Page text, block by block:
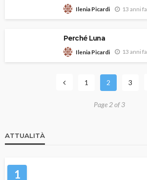
Ilenia Picardi 13 anni fa
Perché Luna
Ilenia Picardi 13 anni fa
1 2 3
Page 2 of 3
ATTUALITÀ
1